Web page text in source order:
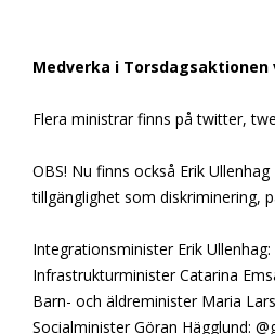
Medverka i
Flera ministrar finns på twitter,
OBS! Nu finns också Erik
tillgänglighet som diskriminering,
Integrationsminister Erik Ullenhag:
Infrastrukturminister Catarina
Barn- och äldreminister Maria
Socialminister Göran Hägglund: